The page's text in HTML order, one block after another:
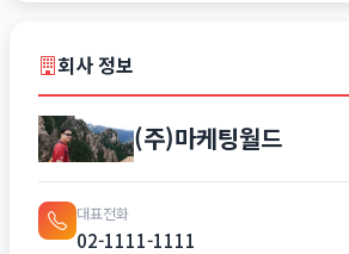
회사 정보
(주)마케팅월드
대표전화
02-1111-1111